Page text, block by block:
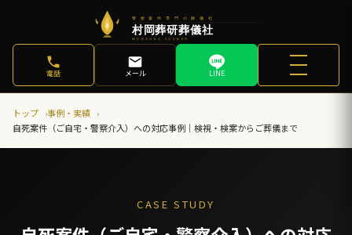
電話 メール LINE
トップ
事例・実績
自死案件（ご自宅・警察介入）への対応事例｜検視・検案からご葬儀まで
CASE STUDY